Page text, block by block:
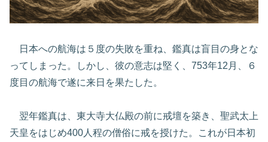
日本への航海は５度の失敗を重ね、鑑真は盲目の身とな
ってしまった。しかし、彼の意志は堅く、753年12月、６
度目の航海で遂に来日を果たした。
翌年鑑真は、東大寺大仏殿の前に戒壇を築き、聖武太上
天皇をはじめ400人程の僧俗に戒を授けた。これが日本初